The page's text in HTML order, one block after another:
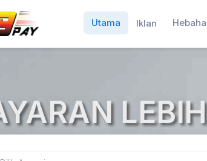
Utama Iklan